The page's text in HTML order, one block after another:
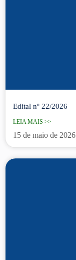
Edital nº 22/2026
LEIA MAIS >>
15 de maio de 2026